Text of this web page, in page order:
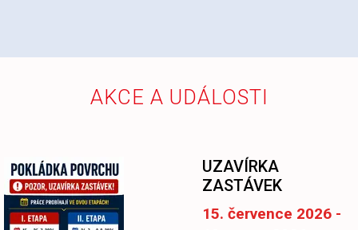
AKCE A UDÁLOSTI
UZAVÍRKA
ZASTÁVEK
15. července 2026 -